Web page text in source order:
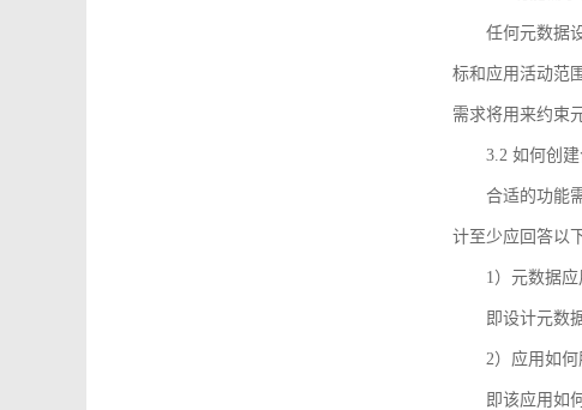
任何元数据
标和应用活动范
需求将用来约束
3.2 如何创
合适的功能
计至少应回答以
1）元数据
即设计元数
2）应用如何
即该应用如